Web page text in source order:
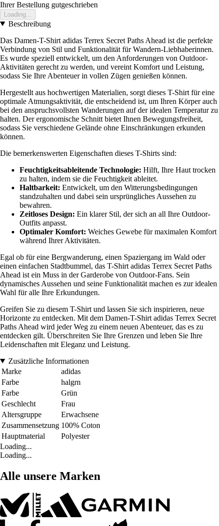
Ihrer Bestellung gutgeschrieben
Loading...
Beschreibung
Das Damen-T-Shirt adidas Terrex Secret Paths Ahead ist die perfekte
Verbindung von Stil und Funktionalität für Wandern-Liebhaberinnen.
Es wurde speziell entwickelt, um den Anforderungen von Outdoor-
Aktivitäten gerecht zu werden, und vereint Komfort und Leistung,
sodass Sie Ihre Abenteuer in vollen Zügen genießen können.
Hergestellt aus hochwertigen Materialien, sorgt dieses T-Shirt für eine
optimale Atmungsaktivität, die entscheidend ist, um Ihren Körper auch
bei den anspruchsvollsten Wanderungen auf der idealen Temperatur zu
halten. Der ergonomische Schnitt bietet Ihnen Bewegungsfreiheit,
sodass Sie verschiedene Gelände ohne Einschränkungen erkunden
können.
Die bemerkenswerten Eigenschaften dieses T-Shirts sind:
Feuchtigkeitsableitende Technologie: Hilft, Ihre Haut trocken
zu halten, indem sie die Feuchtigkeit ableitet.
Haltbarkeit: Entwickelt, um den Witterungsbedingungen
standzuhalten und dabei sein ursprüngliches Aussehen zu
bewahren.
Zeitloses Design: Ein klarer Stil, der sich an all Ihre Outdoor-
Outfits anpasst.
Optimaler Komfort: Weiches Gewebe für maximalen Komfort
während Ihrer Aktivitäten.
Egal ob für eine Bergwanderung, einen Spaziergang im Wald oder
einen einfachen Stadtbummel, das T-Shirt adidas Terrex Secret Paths
Ahead ist ein Muss in der Garderobe von Outdoor-Fans. Sein
dynamisches Aussehen und seine Funktionalität machen es zur idealen
Wahl für alle Ihre Erkundungen.
Greifen Sie zu diesem T-Shirt und lassen Sie sich inspirieren, neue
Horizonte zu entdecken. Mit dem Damen-T-Shirt adidas Terrex Secret
Paths Ahead wird jeder Weg zu einem neuen Abenteuer, das es zu
entdecken gilt. Überschreiten Sie Ihre Grenzen und leben Sie Ihre
Leidenschaften mit Eleganz und Leistung.
Zusätzliche Informationen
Marke
adidas
Farbe
halgrn
Farbe
Grün
Geschlecht
Frau
Altersgruppe
Erwachsene
Zusammensetzung 100% Coton
Hauptmaterial
Polyester
Loading...
Loading...
Alle unsere Marken